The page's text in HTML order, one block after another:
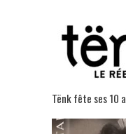
Tënk fête ses 10